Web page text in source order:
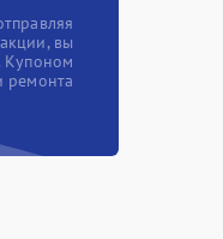
вы
Купоном
ремонта